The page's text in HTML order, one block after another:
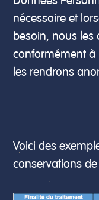
nécessaire et
besoin, nous les
conformément à
les rendrons
Voici des
conservations